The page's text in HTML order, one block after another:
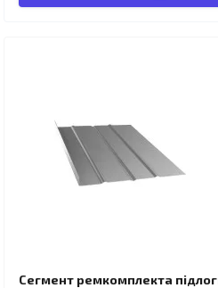
Сегмент ремкомплекта